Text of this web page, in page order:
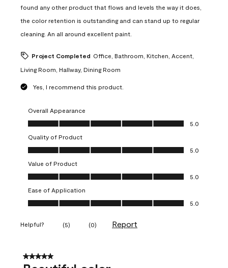
found any other product that flows and levels the way it does,
the color retention is outstanding and can stand up to regular
cleaning. An all around excellent paint.
Project Completed Office, Bathroom, Kitchen, Accent,
Living Room, Hallway, Dining Room
Yes, I recommend this product.
Overall Appearance
Overall Appearance, 5.0 out of 5
5.0
Quality of Product
Quality of Product, 5.0 out of 5
5.0
Value of Product
Value of Product, 5.0 out of 5
5.0
Ease of Application
Ease of Application, 5.0 out of 5
5.0
Helpful? (5) (0) Report
5 out of 5 stars.